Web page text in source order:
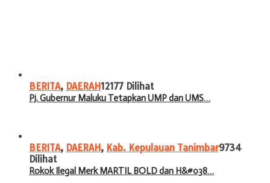
BERITA, DAERAH12177 Dilihat
Pj. Gubernur Maluku Tetapkan UMP dan UMS…
BERITA, DAERAH, Kab. Kepulauan Tanimbar9734
Dilihat
Rokok Ilegal Merk MARTIL BOLD dan H&#038…